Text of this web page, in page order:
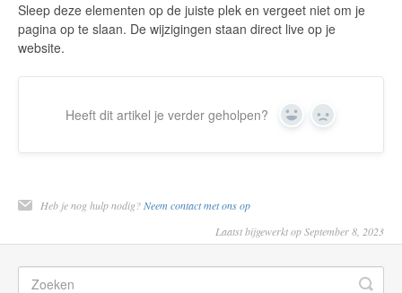
Sleep deze elementen op de juiste plek en vergeet niet om je
pagina op te slaan. De wijzigingen staan direct live op je
website.
Heeft dit artikel je verder geholpen? Yes No
Heb je nog hulp nodig?Neem contact met ons op
Laatst bijgewerkt op September 8, 2023